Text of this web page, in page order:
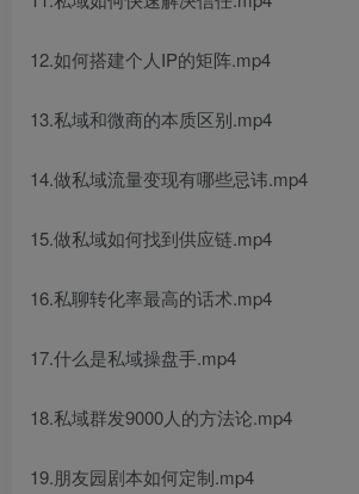
12.如何搭建个人IP的矩阵.mp4
13.私域和微商的本质区别.mp4
14.做私域流量变现有哪些忌讳.mp4
15.做私域如何找到供应链.mp4
16.私聊转化率最高的话术.mp4
17.什么是私域操盘手.mp4
18.私域群发9000人的方法论.mp4
19.朋友园剧本如何定制.mp4